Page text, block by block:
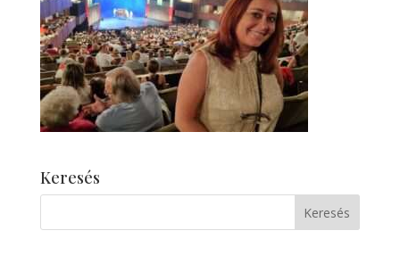
Keresés